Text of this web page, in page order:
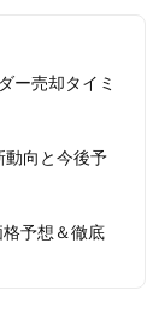
ー売却タイミ
動向と今後予
予想＆徹底